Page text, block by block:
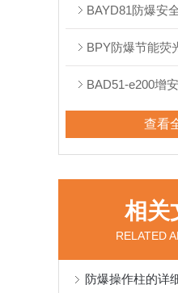
BAYD81防爆安
BAD51-e200增
查看
相关
RELATED
防爆操作柱的详